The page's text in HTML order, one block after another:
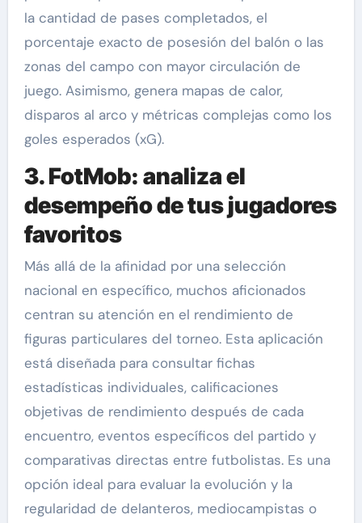
la cantidad de pases completados, el
porcentaje exacto de posesión del balón o las
zonas del campo con mayor circulación de
juego. Asimismo, genera mapas de calor,
disparos al arco y métricas complejas como los
goles esperados (xG).
3. FotMob: analiza el
desempeño de tus jugadores
favoritos
Más allá de la afinidad por una selección
nacional en específico, muchos aficionados
centran su atención en el rendimiento de
figuras particulares del torneo. Esta aplicación
está diseñada para consultar fichas
estadísticas individuales, calificaciones
objetivas de rendimiento después de cada
encuentro, eventos específicos del partido y
comparativas directas entre futbolistas. Es una
opción ideal para evaluar la evolución y la
regularidad de delanteros, mediocampistas o